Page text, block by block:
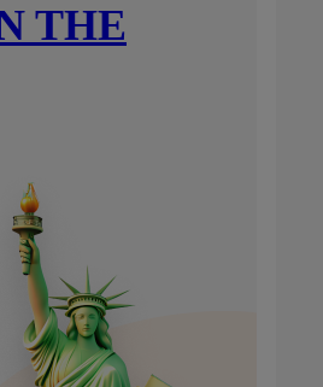
THE